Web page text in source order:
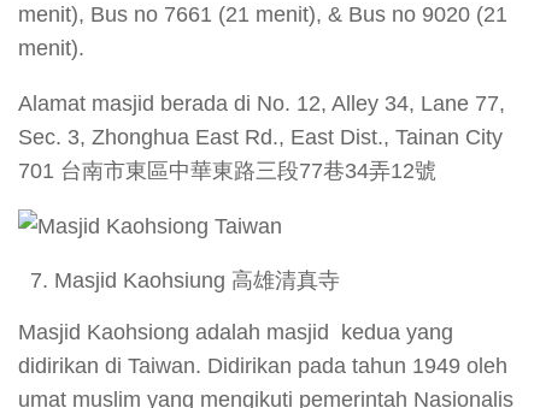
menit), Bus no 7661 (21 menit), & Bus no 9020 (21
menit).
Alamat masjid berada di No. 12, Alley 34, Lane 77,
Sec. 3, Zhonghua East Rd., East Dist., Tainan City
701 台南市東區中華東路三段77巷34弄12號
Masjid Kaohsiung 高雄清真寺
Masjid Kaohsiong adalah masjid kedua yang
didirikan di Taiwan. Didirikan pada tahun 1949 oleh
umat muslim yang mengikuti pemerintah Nasionalis